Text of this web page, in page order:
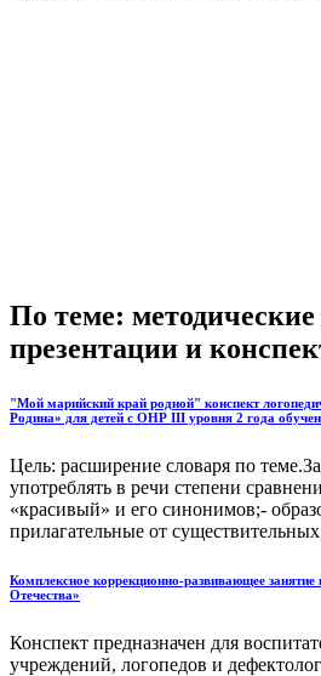
По теме: методические
презентации и
"Мой марийский край родной" конспект
Родина» для детей с ОНР III уровня 2 года
Цель: расширение словаря по
употреблять в речи степени
«красивый» и его синонимов;-
прилагательные от
Комплексное коррекционно-развивающее
Отечества»
Конспект предназначен для
учреждений, логопедов и